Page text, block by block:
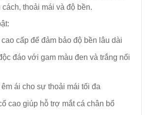
cách, thoải mái và độ bền.
cấp để đảm bảo độ bền lâu dài
đáo với gam màu đen và trắng nổi
êm ái cho sự thoải mái tối đa
cao giúp hỗ trợ mắt cá chân bổ